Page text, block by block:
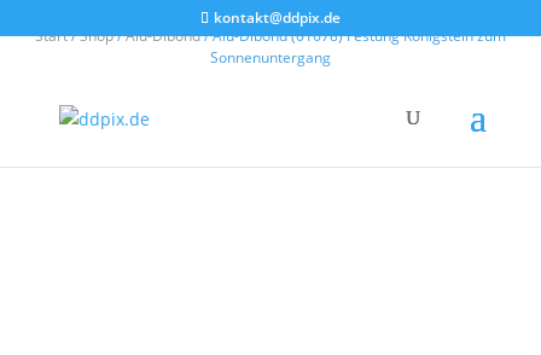
kontakt@ddpix.de
Start/Shop/Alu-Dibond/ Alu-Dibond (01678) Festung Königstein zum
Sonnenuntergang